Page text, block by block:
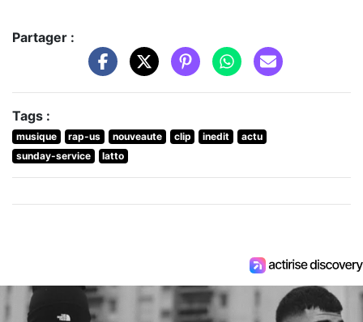
Partager :
Tags :
musique rap-us nouveaute clip inedit
actu
sunday-service
latto